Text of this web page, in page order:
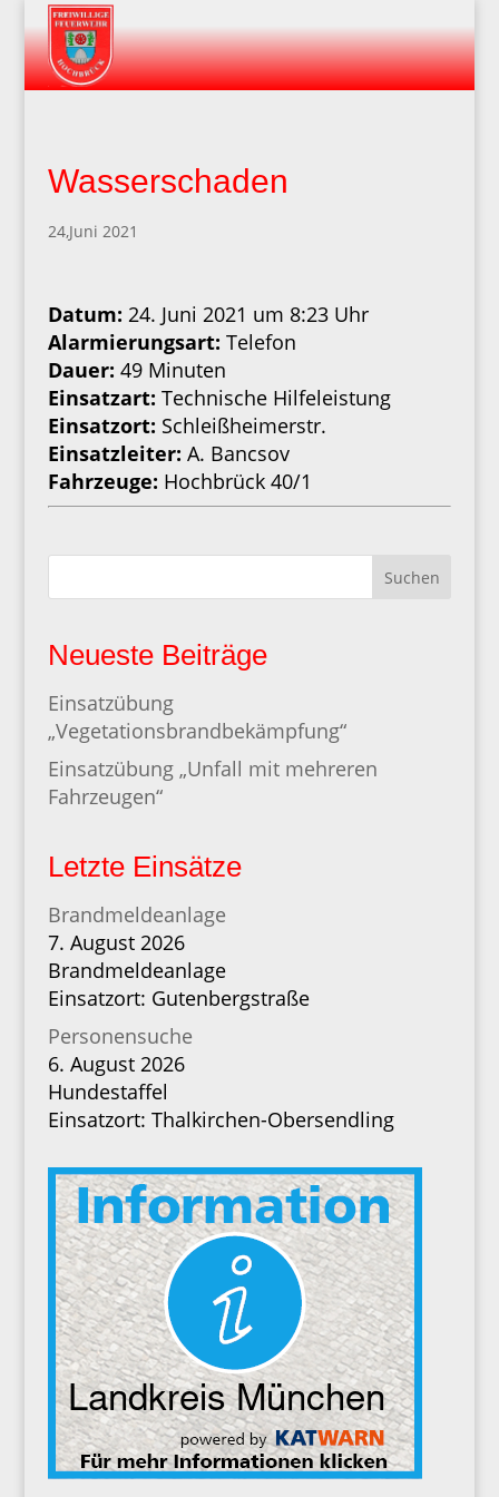
Wasserschaden
24,Juni 2021
Datum: 24. Juni 2021 um 8:23 Uhr
Alarmierungsart: Telefon
Dauer: 49 Minuten
Einsatzart: Technische Hilfeleistung
Einsatzort: Schleißheimerstr.
Einsatzleiter: A. Bancsov
Fahrzeuge: Hochbrück 40/1
Suchen
Neueste Beiträge
Einsatzübung
„Vegetationsbrandbekämpfung“
Einsatzübung „Unfall mit mehreren
Fahrzeugen“
Letzte Einsätze
Brandmeldeanlage
7. August 2026
Brandmeldeanlage
Einsatzort: Gutenbergstraße
Personensuche
6. August 2026
Hundestaffel
Einsatzort: Thalkirchen-Obersendling